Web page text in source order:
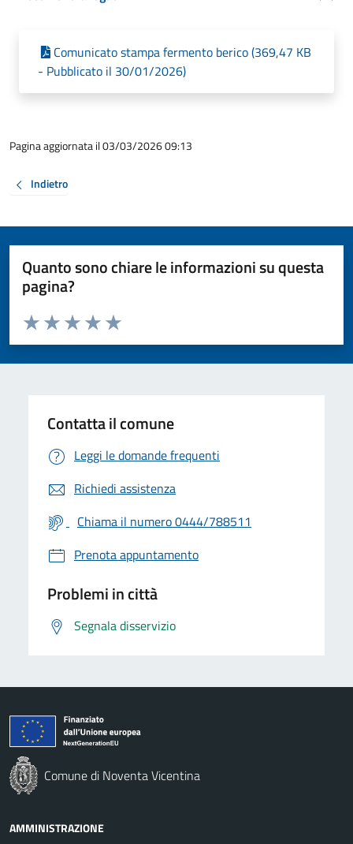
Comunicato stampa fermento berico (369,47 KB
- Pubblicato il 30/01/2026)
Pagina aggiornata il 03/03/2026 09:13
Indietro
Quanto sono chiare le informazioni su questa
pagina?
Valuta da 1 a 5 stelle la pagina
Valuta 5 stelle su 5
Valuta 4 stelle su 5
Valuta 3 stelle su 5
Valuta 2 stelle su 5
Valuta 1 stelle su 5
Contatta il comune
Leggi le domande frequenti
Richiedi assistenza
Chiama il numero 0444/788511
Prenota appuntamento
Problemi in città
Segnala disservizio
Comune di Noventa Vicentina
AMMINISTRAZIONE